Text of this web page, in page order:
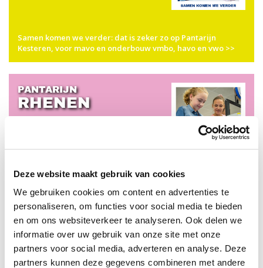
Deze website maakt gebruik van cookies
We gebruiken cookies om content en advertenties te
personaliseren, om functies voor social media te bieden
en om ons websiteverkeer te analyseren. Ook delen we
informatie over uw gebruik van onze site met onze
partners voor social media, adverteren en analyse. Deze
partners kunnen deze gegevens combineren met andere
Samen komen we verder: dat is zeker zo op Pantarijn
Kesteren, voor mavo en onderbouw vmbo, havo en vwo >>
PANTARIJN
RHENEN
mavo-kansklas, de havo-kansklas of de kader-kansklas >>
PANTARIJN
WAGENINGEN VMBO